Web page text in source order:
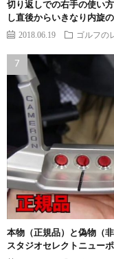
切り返しでの右手の使い
し直後からいきなり内旋
2018.06.19 ゴルフの
本物（正規品）と偽物（
スタジオセレクトニュー